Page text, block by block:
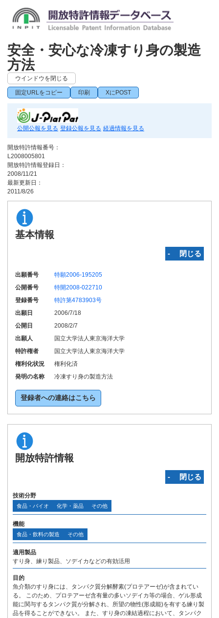
安全・安心な冷凍すり身の製造
方法
ウインドウを閉じる
固定URLをコピー 印刷 XにPOST
公開公報を見る 登録公報を見る 経過情報を見る
開放特許情報番号：
L2008005801
開放特許情報登録日：
2008/11/21
最新更新日：
2011/8/26
基本情報
‐ 閉じる
出願番号
特願2006-195205
公開番号
特開2008-022710
登録番号
特許第4783903号
出願日
2006/7/18
公開日
2008/2/7
出願人
国立大学法人東京海洋大学
特許権者
国立大学法人東京海洋大学
権利化状況
権利化済
発明の名称
冷凍すり身の製造方法
登録者への連絡はこちら
開放特許情報
‐ 閉じる
技術分野
食品・バイオ 化学・薬品 その他
機能
食品・飲料の製造 その他
適用製品
すり身、練り製品、ソデイカなどの有効活用
目的
魚介類のすり身には、タンパク質分解酵素(プロテアーゼ)が含まれてい
る。 このため、プロテアーゼ含有量の多いソデイカ等の場合、ゲル形成
能に関与するタンパク質が分解され、所望の物性(形成能)を有する練り製
品を得ることができない。 また、すり身の凍結過程において、タンパク